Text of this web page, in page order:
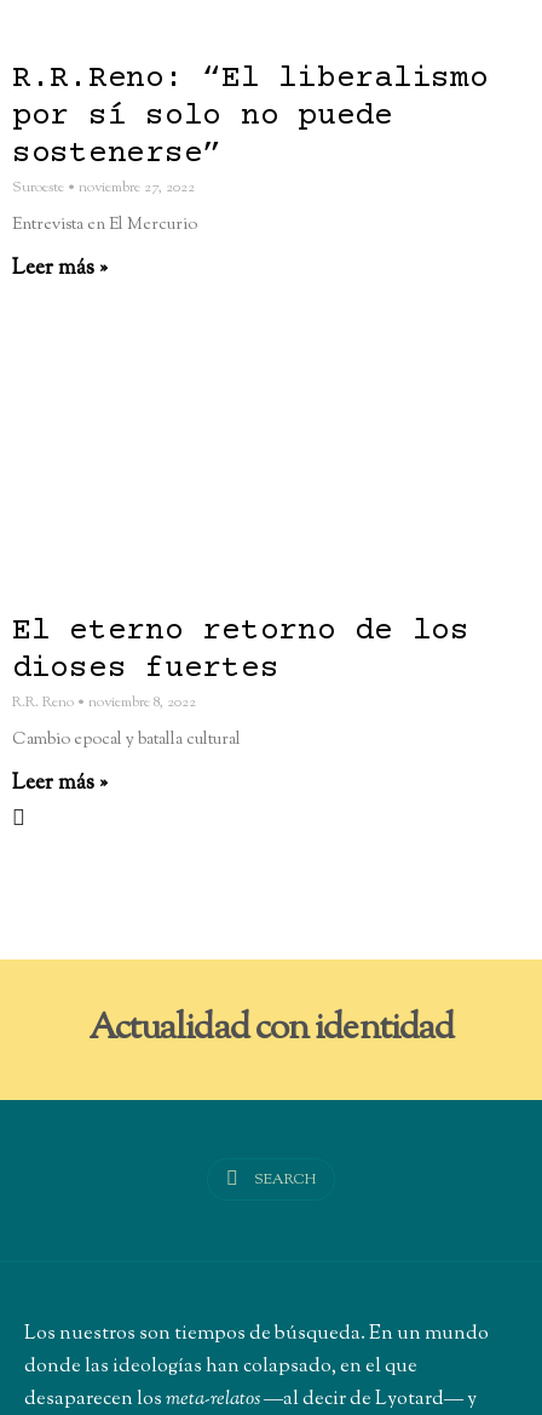
R.R.Reno: “El liberalismo
por sí solo no puede
sostenerse”
Suroeste noviembre 27, 2022
Entrevista en El Mercurio
Leer más »
El eterno retorno de los
dioses fuertes
R.R. Reno noviembre 8, 2022
Cambio epocal y batalla cultural
Leer más »
Actualidad con identidad
SEARCH
Los nuestros son tiempos de búsqueda. En un mundo
donde las ideologías han colapsado, en el que
desaparecen losmeta-relatos―al decir de Lyotard― y